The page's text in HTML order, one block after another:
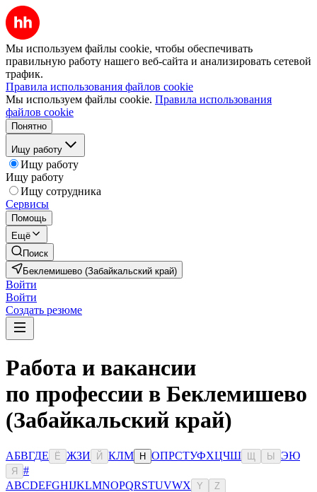
Мы используем файлы cookie, чтобы обеспечивать
правильную работу нашего веб-сайта и анализировать сетевой
трафик.
Правила использования файлов cookie
Мы используем файлы cookie. Правила использования
файлов cookie
Понятно
Ищу работу
Ищу работу
Ищу работу
Ищу сотрудника
Сервисы
Помощь
Ещё
Поиск
Беклемишево (Забайкальский край)
Войти
Войти
Создать резюме
Работа и вакансии
по профессии в Беклемишево
(Забайкальский край)
АБВГДЕ Ё ЖЗИ Й КЛМ Н ОПРСТУФХЦЧШ Ы ЭЮ
Я
#
ABCDEFGHIJKLMNOPQRSTUVWX Y Z